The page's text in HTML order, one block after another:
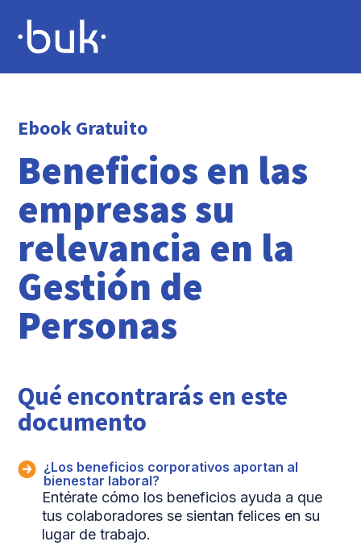
Ebook Gratuito
Beneficios en las
empresas su
relevancia en la
Gestión de
Personas
Qué encontrarás en este
documento
¿Los beneficios corporativos aportan al
bienestar laboral?
Entérate cómo los beneficios ayuda a que
tus colaboradores se sientan felices en su
lugar de trabajo.